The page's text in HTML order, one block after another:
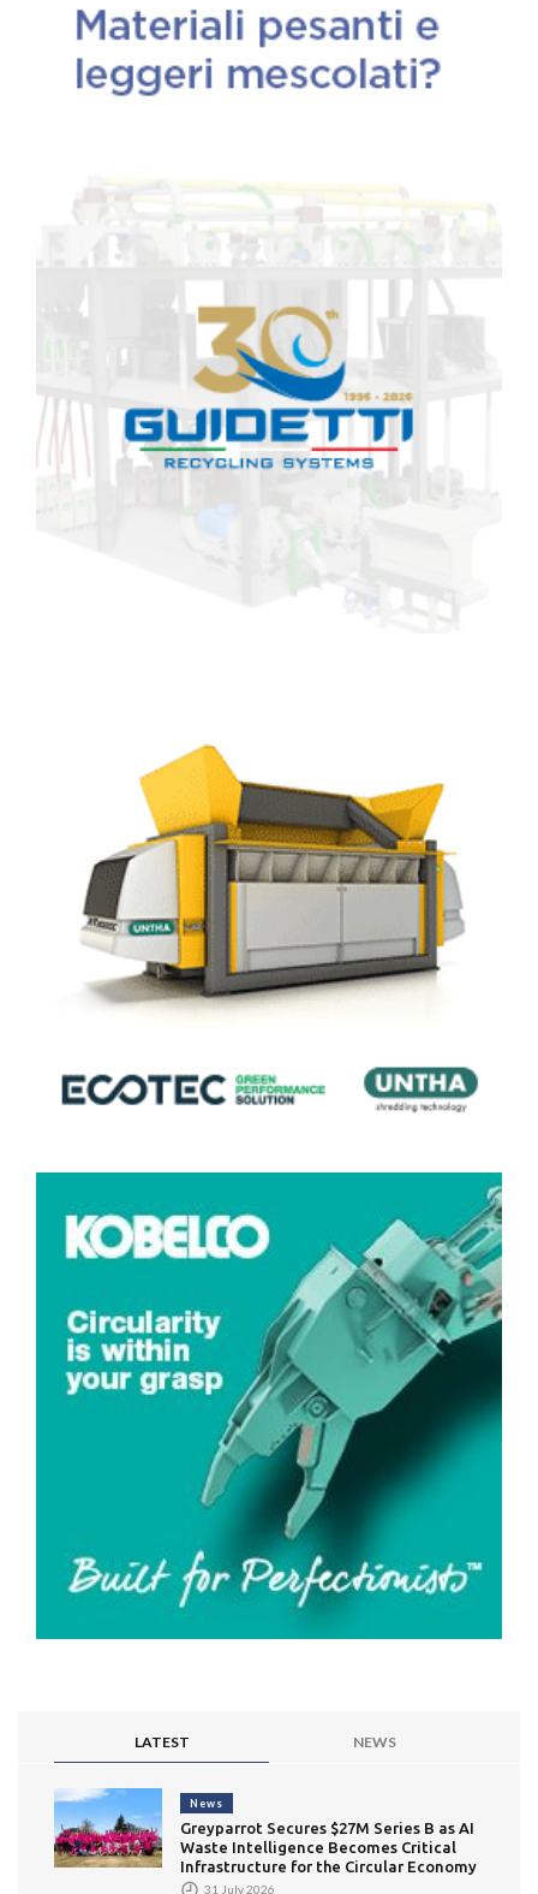
LATEST NEWS
News
Greyparrot Secures $27M Series B as AI
Waste Intelligence Becomes Critical
Infrastructure for the Circular Economy
31 July 2026